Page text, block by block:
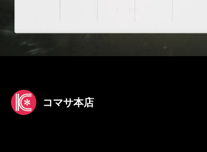
コマサ本店